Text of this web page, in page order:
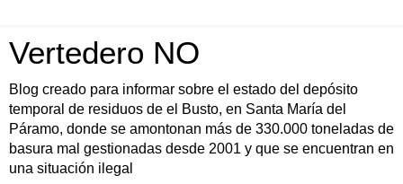
Vertedero NO
Blog creado para informar sobre el estado del depósito
temporal de residuos de el Busto, en Santa María del
Páramo, donde se amontonan más de 330.000 toneladas de
basura mal gestionadas desde 2001 y que se encuentran en
una situación ilegal